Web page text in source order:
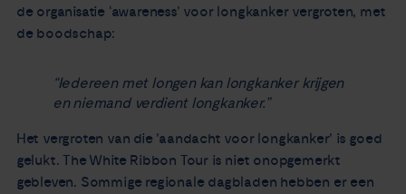
de organisatie ‘awareness’ voor longkanker vergroten, met
de boodschap:
“Iedereen met longen kan longkanker krijgen
en niemand verdient longkanker.”
Het vergroten van die 'aandacht voor longkanker' is goed
gelukt. The White Ribbon Tour is niet onopgemerkt
gebleven. Sommige regionale dagbladen hebben er een